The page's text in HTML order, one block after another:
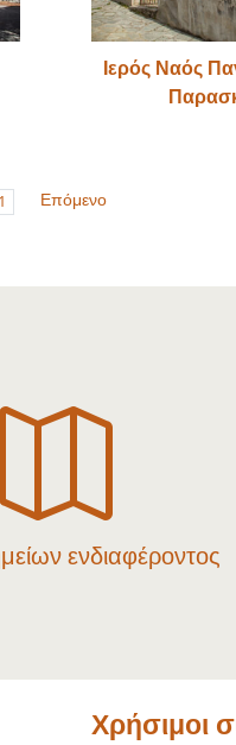
Ιερός Ναός
Επόμενο

ενδιαφέροντος
Χρήσιμοι